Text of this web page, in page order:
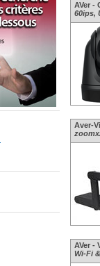
AVer -
60ips,
Aver-
AVer -
Wi-Fi